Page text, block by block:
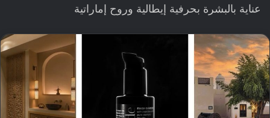
عناية بالبشرة بحرفية إيطالية وروح إماراتية